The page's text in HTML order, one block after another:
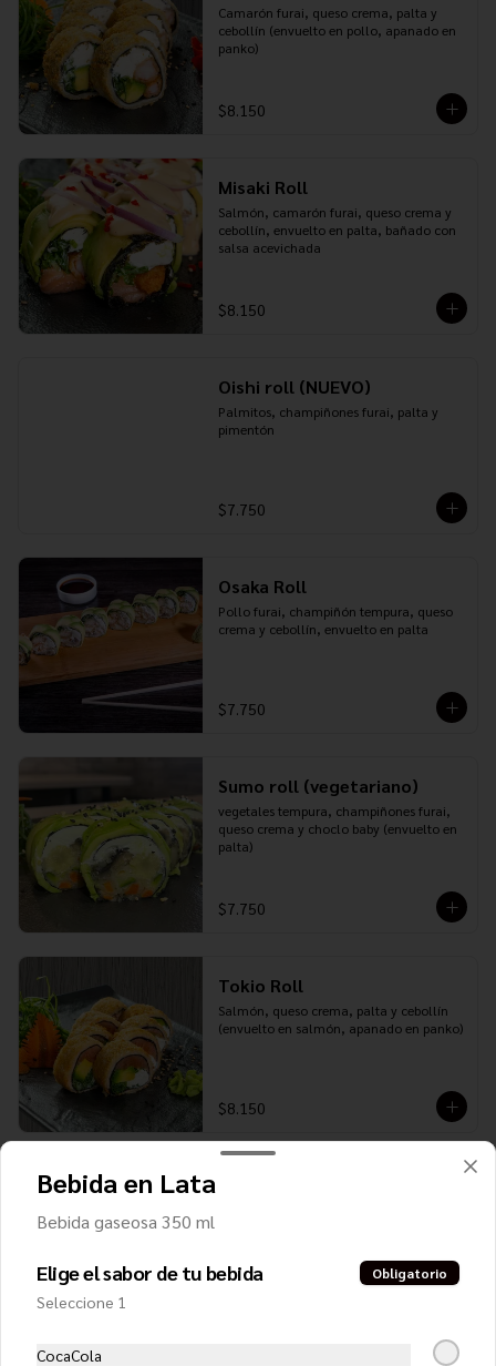
Camarón furai, queso crema, palta y
cebollín (envuelto en pollo, apanado en
panko)
$8.150
Misaki Roll
Salmón, camarón furai, queso crema y
cebollín, envuelto en palta, bañado con
salsa acevichada
$8.150
Oishi roll (NUEVO)
Palmitos, champiñones furai, palta y
pimentón
$7.750
Osaka Roll
Pollo furai, champiñón tempura, queso
crema y cebollín, envuelto en palta
$7.750
Sumo roll (vegetariano)
vegetales tempura, champiñones furai,
queso crema y choclo baby (envuelto en
palta)
$7.750
Tokio Roll
Salmón, queso crema, palta y cebollín
(envuelto en salmón, apanado en panko)
$8.150
PREMIUM ROLLS ( 10 PIEZAS)
Acevichado roll (NUEVO)
Salmón. apio, palta y pimentón
Bebida en Lata
Bebida gaseosa 350 ml
Elige el sabor de tu bebida Obligatorio
Seleccione 1
CocaCola